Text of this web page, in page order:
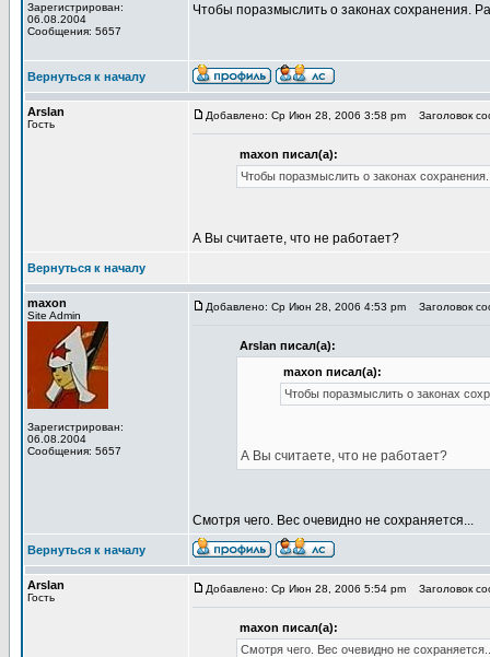
Зарегистрирован:
06.08.2004
Сообщения: 5657
Чтобы поразмыслить о законах сохранения.
Вернуться к началу
Arslan
Гость
Добавлено: Ср Июн 28, 2006 3:58 pm Заголовок
maxon писал(а):
Чтобы поразмыслить о законах
А Вы считаете, что не работает?
Вернуться к началу
maxon
Site Admin
Зарегистрирован:
06.08.2004
Сообщения: 5657
Добавлено: Ср Июн 28, 2006 4:53 pm Заголовок
Arslan писал(а):
maxon писал(а):
Чтобы поразмыслить о законах
А Вы считаете, что не работает?
Смотря чего. Вес очевидно не сохраняется...
Вернуться к началу
Arslan
Гость
Добавлено: Ср Июн 28, 2006 5:54 pm Заголовок
maxon писал(а):
Смотря чего. Вес очевидно не